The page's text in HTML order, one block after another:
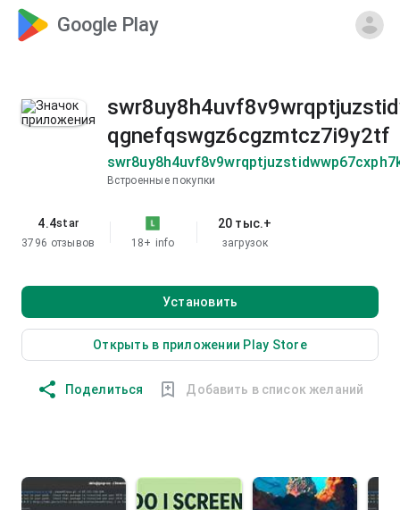
Google Play
qgnefqswgz6cgzmtcz7i9y2tf
Встроенные покупки
4.4star
3796 отзывов
18+ info
20 тыс.+
загрузок
Установить
Открыть в приложении Play Store
Поделиться Добавить в список желаний